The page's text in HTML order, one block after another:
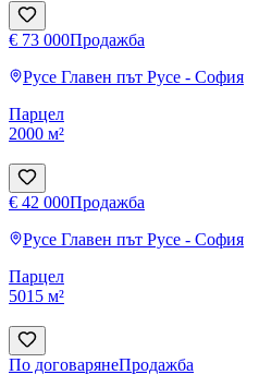
€ 73 000Продажба
Русе Главен път Русе - София
Парцел
2000 м²
€ 42 000Продажба
Русе Главен път Русе - София
Парцел
5015 м²
По договарянеПродажба